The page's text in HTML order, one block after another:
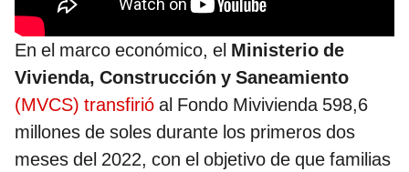
En el marco económico, el Ministerio de
Vivienda, Construcción y Saneamiento
(MVCS) transfirió al Fondo Mivivienda 598,6
millones de soles durante los primeros dos
meses del 2022, con el objetivo de que familias